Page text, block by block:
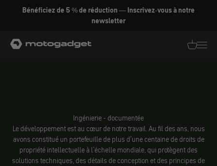
Aller au contenu
Bénéficiez de 5 % de réduction — Inscrivez-vous à notre
newsletter
motogadget GmbH
Ingénierie - documentée
Le développement est au cœur de notre travail. Au fil des ans, nous
avons constitué un portefeuille de plus d'une centaine de droits de
propriété intellectuelle à l'échelle mondiale, qui protègent des
solutions techniques, des détails de conception et des principes de